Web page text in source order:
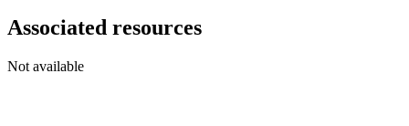
Associated resources
Not available